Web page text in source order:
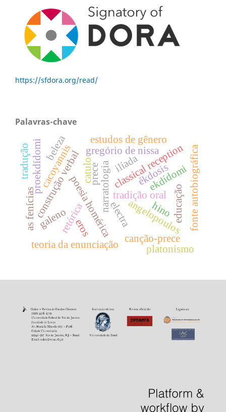
https://sfdora.org/read/
Palavras-chave
poesia homéricatradição oral
construção verbal narratologia
teoria da enunciação
classical reception
electra
cacoyannis
angelopoulos
gregório de nissa
retórica educação
galeno
ékdosis
ekdídomi
proekdídomi
canção-prece
hino
prece
platonismo
eros
beleza estudos de gênero
ilíada fonte autobiográfica
as fenícias
tradução catulo